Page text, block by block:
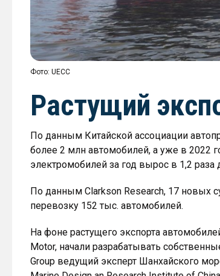
Фото: UECC
Растущий
По данным Китайской ассоциации
более 2 млн автомобилей, а уже в 2022
электромобилей за год вырос в 1,2 раза
По данным Clarkson Research, 17 новых
перевозку 152 тыс. автомобилей.
На фоне растущего экспорта
Motor, начали разрабатывать
Group ведущий эксперт Шанхайского